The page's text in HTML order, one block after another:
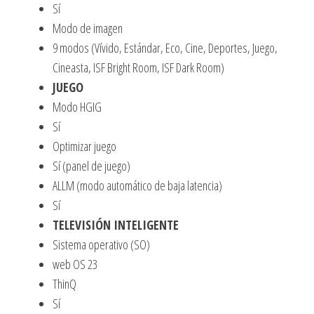
Sí
Modo de imagen
9 modos (Vívido, Estándar, Eco, Cine, Deportes, Juego,
Cineasta, ISF Bright Room, ISF Dark Room)
JUEGO
Modo HGIG
Sí
Optimizar juego
Sí (panel de juego)
ALLM (modo automático de baja latencia)
Sí
TELEVISIÓN INTELIGENTE
Sistema operativo (SO)
web OS 23
ThinQ
Sí